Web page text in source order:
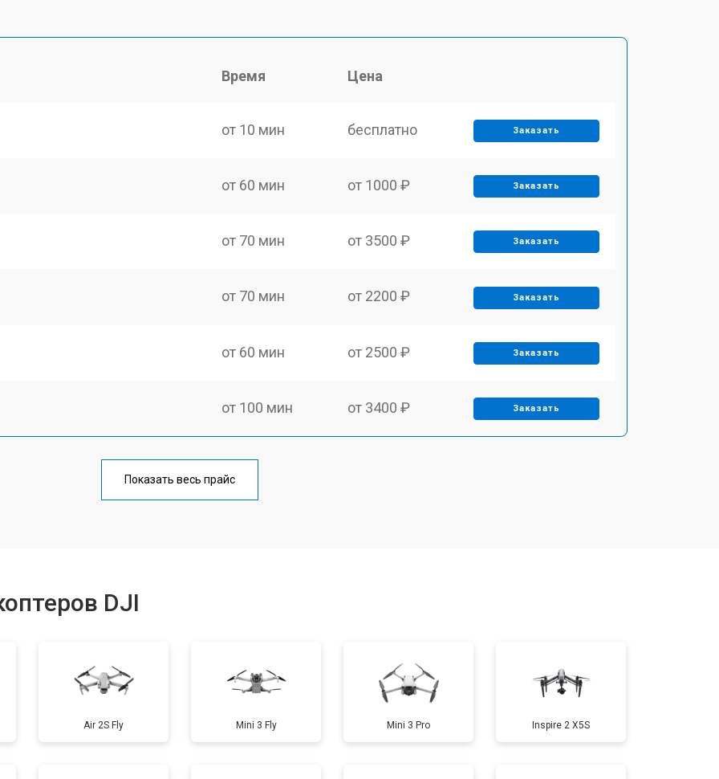
Время Цена
от 10 мин бесплатно Заказать
от 60 мин от 1000 ₽ Заказать
от 70 мин от 3500 ₽ Заказать
от 70 мин от 2200 ₽ Заказать
от 60 мин от 2500 ₽ Заказать
от 100 мин от 3400 ₽ Заказать
от 60 мин
от 60 мин от 1600 ₽ Заказать
от 40 мин от 1000 ₽ Заказать
Показать весь прайс
DJI
Air 2S Fly Mini 3 Fly Mini 3 Pro Inspire 2 X5S